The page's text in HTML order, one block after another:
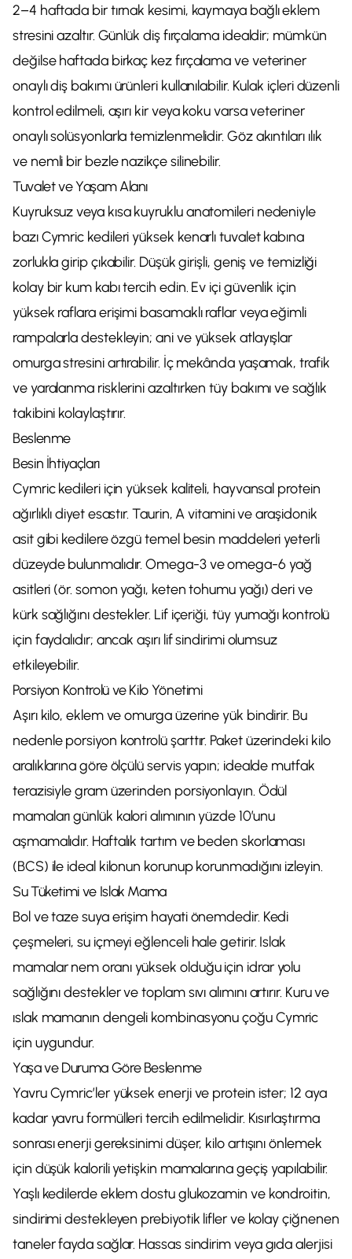
2–4 haftada bir tırnak kesimi, kaymaya bağlı eklem
stresini azaltır. Günlük diş fırçalama idealdir; mümkün
değilse haftada birkaç kez fırçalama ve veteriner
onaylı diş bakımı ürünleri kullanılabilir. Kulak içleri düzenli
kontrol edilmeli, aşırı kir veya koku varsa veteriner
onaylı solüsyonlarla temizlenmelidir. Göz akıntıları ılık
ve nemli bir bezle nazikçe silinebilir.
Tuvalet ve Yaşam Alanı
Kuyruksuz veya kısa kuyruklu anatomileri nedeniyle
bazı Cymric kedileri yüksek kenarlı tuvalet kabına
zorlukla girip çıkabilir. Düşük girişli, geniş ve temizliği
kolay bir kum kabı tercih edin. Ev içi güvenlik için
yüksek raflara erişimi basamaklı raflar veya eğimli
rampalarla destekleyin; ani ve yüksek atlayışlar
omurga stresini artırabilir. İç mekânda yaşamak, trafik
ve yaralanma risklerini azaltırken tüy bakımı ve sağlık
takibini kolaylaştırır.
Beslenme
Besin İhtiyaçları
Cymric kedileri için yüksek kaliteli, hayvansal protein
ağırlıklı diyet esastır. Taurin, A vitamini ve araşidonik
asit gibi kedilere özgü temel besin maddeleri yeterli
düzeyde bulunmalıdır. Omega-3 ve omega-6 yağ
asitleri (ör. somon yağı, keten tohumu yağı) deri ve
kürk sağlığını destekler. Lif içeriği, tüy yumağı kontrolü
için faydalıdır; ancak aşırı lif sindirimi olumsuz
etkileyebilir.
Porsiyon Kontrolü ve Kilo Yönetimi
Aşırı kilo, eklem ve omurga üzerine yük bindirir. Bu
nedenle porsiyon kontrolü şarttır. Paket üzerindeki kilo
aralıklarına göre ölçülü servis yapın; idealde mutfak
terazisiyle gram üzerinden porsiyonlayın. Ödül
mamaları günlük kalori alımının yüzde 10’unu
aşmamalıdır. Haftalık tartım ve beden skorlaması
(BCS) ile ideal kilonun korunup korunmadığını izleyin.
Su Tüketimi ve Islak Mama
Bol ve taze suya erişim hayati önemdedir. Kedi
çeşmeleri, su içmeyi eğlenceli hale getirir. Islak
mamalar nem oranı yüksek olduğu için idrar yolu
sağlığını destekler ve toplam sıvı alımını artırır. Kuru ve
ıslak mamanın dengeli kombinasyonu çoğu Cymric
için uygundur.
Yaşa ve Duruma Göre Beslenme
Yavru Cymric’ler yüksek enerji ve protein ister; 12 aya
kadar yavru formülleri tercih edilmelidir. Kısırlaştırma
sonrası enerji gereksinimi düşer, kilo artışını önlemek
için düşük kalorili yetişkin mamalarına geçiş yapılabilir.
Yaşlı kedilerde eklem dostu glukozamin ve kondroitin,
sindirimi destekleyen prebiyotik lifler ve kolay çiğnenen
taneler fayda sağlar. Hassas sindirim veya gıda alerjisi